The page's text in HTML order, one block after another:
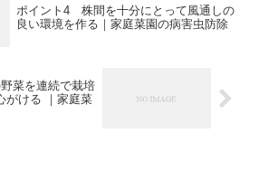
ポイント4 株間を十分にとって風通しの
良い環境を作る｜家庭菜園の病害虫防除
菜を連続で栽培
がける ｜家庭菜